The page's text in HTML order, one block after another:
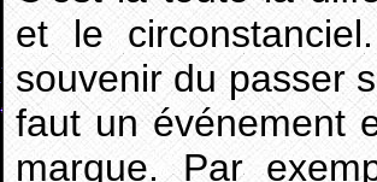
et le
souvenir du passer
faut un événement
marque. Par